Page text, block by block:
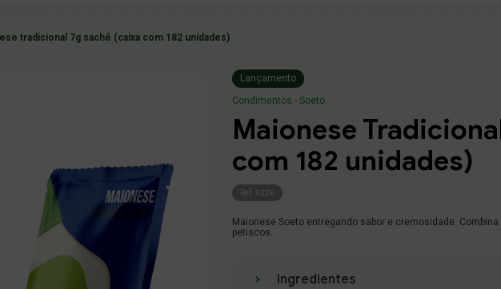
tradicional 7g sachê (caixa com 182 unidades)
Lançamento
Condimentos - Soeto
Maionese
com 182 unidades)
Ref. 4326
Maionese Soeto entregando sabor e cremosidade.
petiscos.
Ingredientes